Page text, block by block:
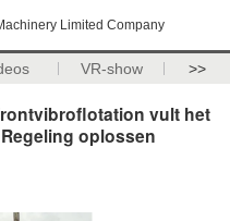
Limited Company
VR-show >>
vult het
oplossen